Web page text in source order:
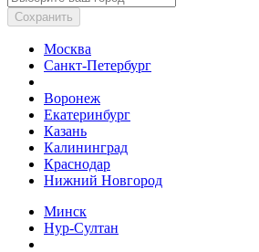
Сохранить
Москва
Санкт-Петербург
Воронеж
Екатеринбург
Казань
Калининград
Краснодар
Нижний Новгород
Минск
Нур-Султан